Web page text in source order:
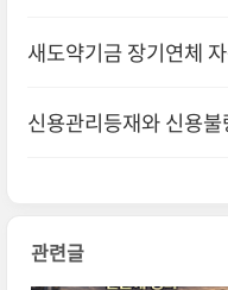
새도약기금 장기연체
신용관리등재와 신용불
관련글